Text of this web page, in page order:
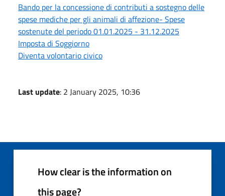
Bando per la concessione di contributi a sostegno delle
spese mediche per gli animali di affezione- Spese
sostenute del periodo 01.01.2025 - 31.12.2025
Imposta di Soggiorno
Diventa volontario civico
Last update: 2 January 2025, 10:36
How clear is the information on
this page?